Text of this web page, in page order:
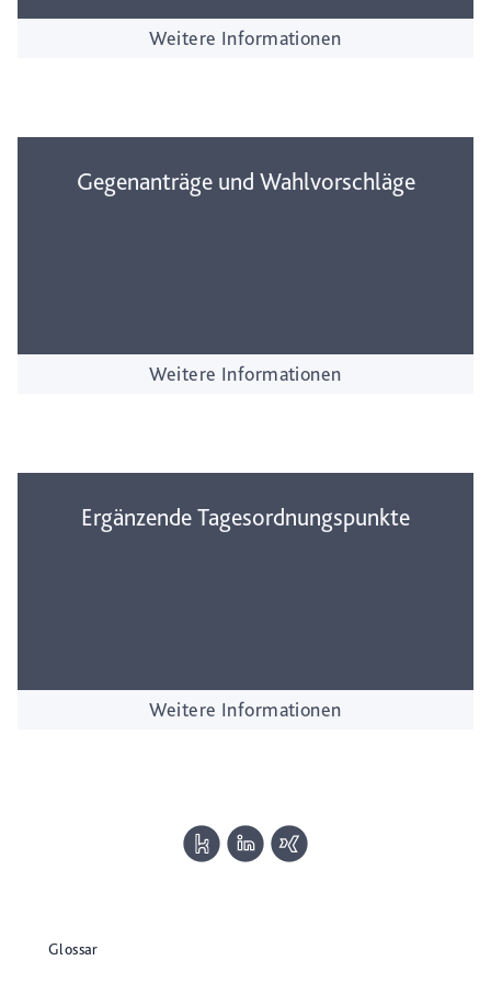
Weitere Informationen
Gegenanträge und Wahlvorschläge
Weitere Informationen
Ergänzende Tagesordnungspunkte
Weitere Informationen
Glossar